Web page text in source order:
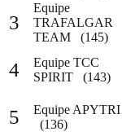
3
Equipe
TRAFALGAR
TEAM (145)
4
Equipe TCC
SPIRIT (143)
5
Equipe APYTRI
(136)